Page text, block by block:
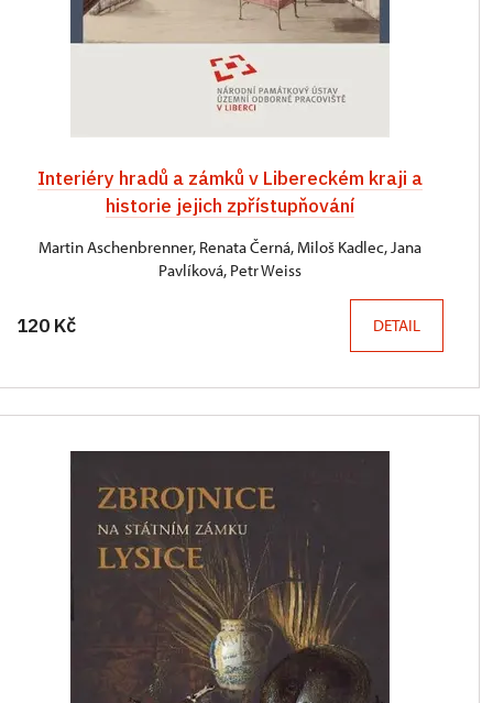
Interiéry hradů a zámků v Libereckém kraji a
historie jejich zpřístupňování
Martin Aschenbrenner, Renata Černá, Miloš Kadlec, Jana
Pavlíková, Petr Weiss
120 Kč DETAIL